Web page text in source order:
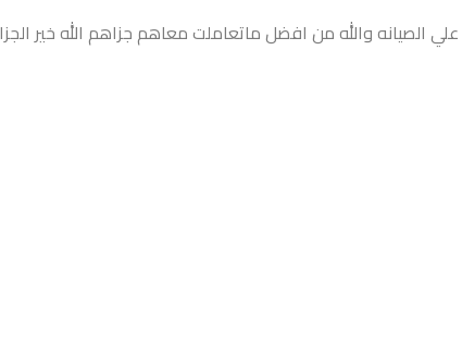
علي الصيانهوالله من افضلماتعاملتمعاهمجزاهم الله خير